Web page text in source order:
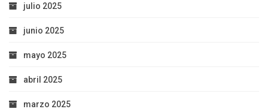
julio 2025
junio 2025
mayo 2025
abril 2025
marzo 2025